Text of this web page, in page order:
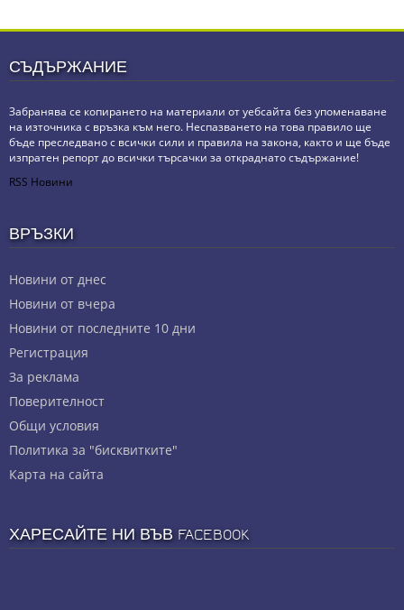
СЪДЪРЖАНИЕ
Забранява се копирането на материали от уебсайта без упоменаване
на източника с връзка към него. Неспазването на това правило ще
бъде преследвано с всички сили и правила на закона, както и ще бъде
изпратен репорт до всички търсачки за откраднато съдържание!
RSS Новини
ВРЪЗКИ
Новини от днес
Новини от вчера
Новини от последните 10 дни
Регистрация
За реклама
Πoвepитeлнocт
Общи условия
Политика за "бисквитките"
Карта на сайта
ХАРЕСАЙТЕ НИ ВЪВ FACEBOOK